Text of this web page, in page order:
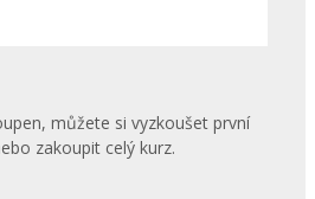
můžete si vyzkoušet první
zakoupit celý kurz.